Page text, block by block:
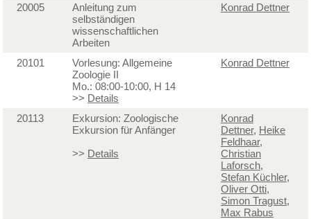
20005
Anleitung zum
selbständigen
wissenschaftlichen
Arbeiten
Konrad Dettner
20101
Vorlesung: Allgemeine
Zoologie II
Mo.: 08:00-10:00, H 14
>> Details
Konrad Dettner
20113
Exkursion: Zoologische
Exkursion für Anfänger
>> Details
Konrad
Dettner, Heike
Feldhaar,
Christian
Laforsch,
Stefan Küchler,
Oliver Otti,
Simon Tragust,
Max Rabus